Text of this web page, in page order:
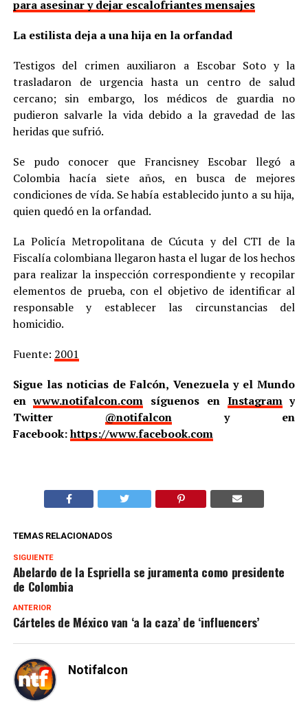
para asesinar y dejar escalofriantes mensajes
La estilista deja a una hija en la orfandad
Testigos del crimen auxiliaron a Escobar Soto y la
trasladaron de urgencia hasta un centro de salud
cercano; sin embargo, los médicos de guardia no
pudieron salvarle la vida debido a la gravedad de las
heridas que sufrió.
Se pudo conocer que Francisney Escobar llegó a
Colombia hacía siete años, en busca de mejores
condiciones de vída. Se había establecido junto a su hija,
quien quedó en la orfandad.
La Policía Metropolitana de Cúcuta y del CTI de la
Fiscalía colombiana llegaron hasta el lugar de los hechos
para realizar la inspección correspondiente y recopilar
elementos de prueba, con el objetivo de identificar al
responsable y establecer las circunstancias del
homicidio.
Fuente: 2001
Sigue las noticias de Falcón, Venezuela y el Mundo
enwww.notifalcon.com síguenos en Instagramy
Twitter @notifalcony en
Facebook:https://www.facebook.com
TEMAS RELACIONADOS
SIGUIENTE
Abelardo de la Espriella se juramenta como presidente
de Colombia
ANTERIOR
Cárteles de México van ‘a la caza’ de ‘influencers’
Notifalcon